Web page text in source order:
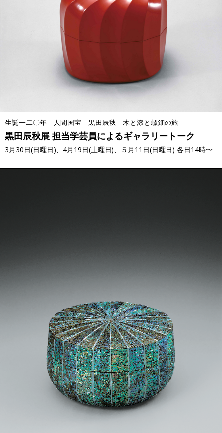
生誕一二〇年 人間国宝 黒田辰秋 木と漆と螺鈿の旅
黒田辰秋展 担当学芸員によるギャラリートーク
3月30日(日曜日)、4月19日(土曜日)、５月11日(日曜日) 各日14時〜